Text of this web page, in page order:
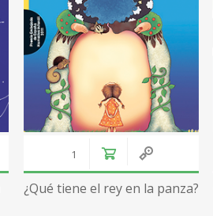
¿Qué tiene el rey en la panza?